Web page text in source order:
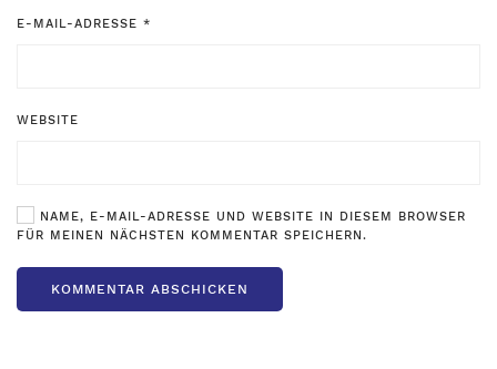
E-MAIL-ADRESSE *
WEBSITE
NAME, E-MAIL-ADRESSE UND WEBSITE IN DIESEM BROWSER
FÜR MEINEN NÄCHSTEN KOMMENTAR SPEICHERN.
KOMMENTAR ABSCHICKEN